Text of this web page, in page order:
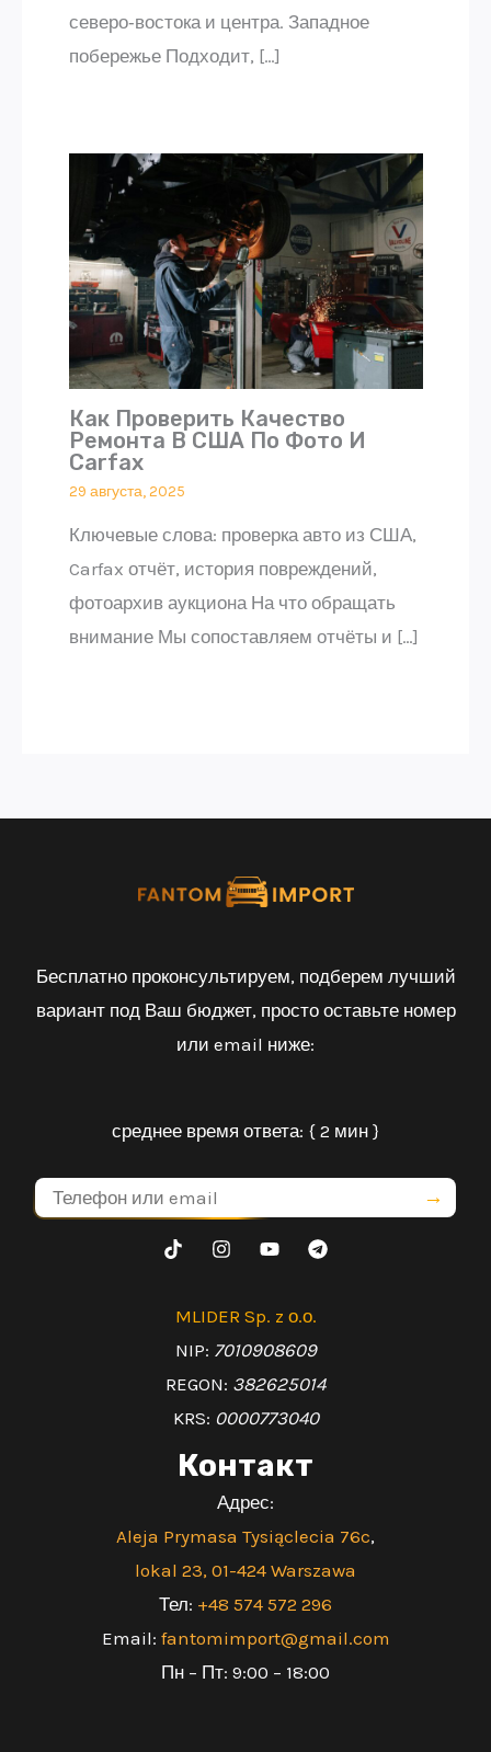
северо‑востока и центра. Западное
побережье Подходит, […]
Как Проверить Качество
Ремонта В США По Фото И
Carfax
29 августа, 2025
Ключевые слова: проверка авто из США,
Carfax отчёт, история повреждений,
фотоархив аукциона На что обращать
внимание Мы сопоставляем отчёты и […]
Бесплатно проконсультируем, подберем лучший
вариант под Ваш бюджет, просто оставьте номер
или email ниже:
среднее время ответа: { 2 мин }
→
MLIDER Sp. z о.о.
NIP: 7010908609
REGON: 382625014
KRS: 0000773040
Контакт
Адрес:
Aleja Prymasa Tysiąclecia 76c,
lokal 23, 01-424 Warszawa
Тел: +48 574 572 296
Email: fantomimport@gmail.com
Пн – Пт: 9:00 – 18:00